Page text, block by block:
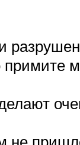
примите